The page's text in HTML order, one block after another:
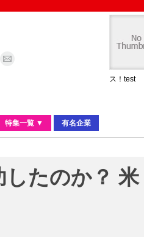
ス！test
特集一覧 ▼ 有名企業
したのか？ 米